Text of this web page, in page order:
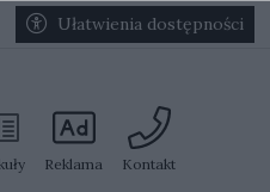
Ułatwienia dostępności
Reklama Kontakt